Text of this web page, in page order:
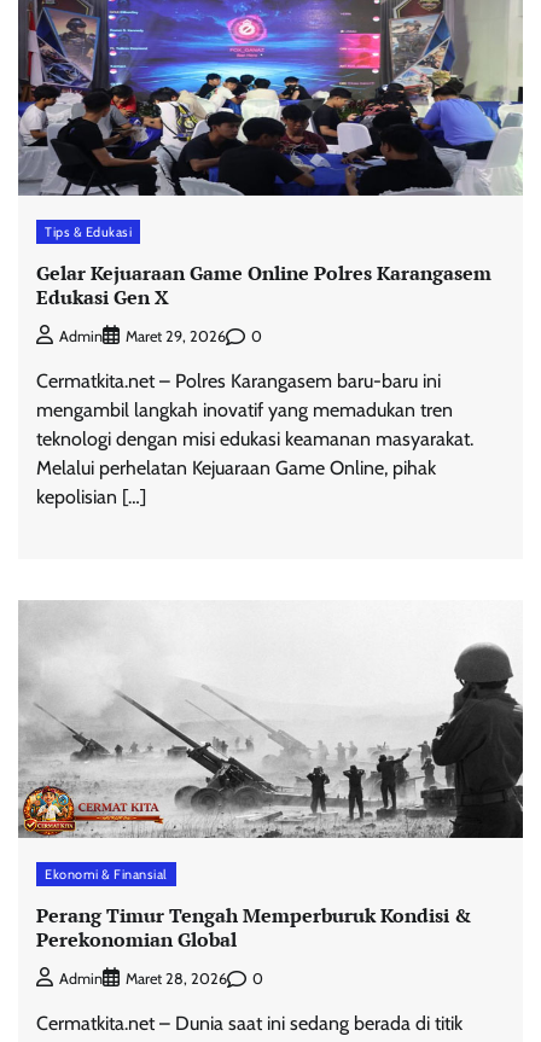
Tips & Edukasi
Gelar Kejuaraan Game Online Polres Karangasem
Edukasi Gen X
Admin Maret 29, 2026 0
Cermatkita.net – Polres Karangasem baru-baru ini
mengambil langkah inovatif yang memadukan tren
teknologi dengan misi edukasi keamanan masyarakat.
Melalui perhelatan Kejuaraan Game Online, pihak
kepolisian […]
Ekonomi & Finansial
Perang Timur Tengah Memperburuk Kondisi &
Perekonomian Global
Admin Maret 28, 2026 0
Cermatkita.net – Dunia saat ini sedang berada di titik